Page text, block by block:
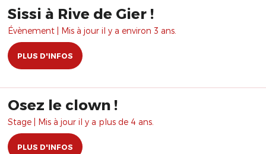
Sissi à Rive de Gier !
Évènement | Mis à jour il y a environ 3 ans.
PLUS D'INFOS
Osez le clown !
Stage | Mis à jour il y a plus de 4 ans.
PLUS D'INFOS